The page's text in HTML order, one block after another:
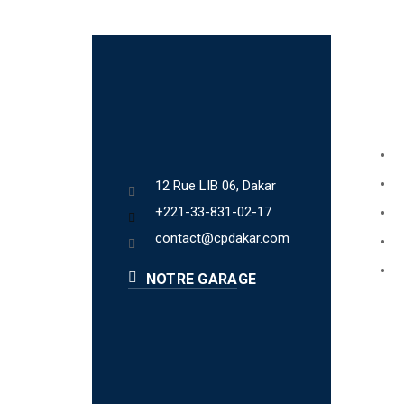
12 Rue LIB 06, Dakar
+221-33-831-02-17
contact@cpdakar.com
NOTRE GARAGE